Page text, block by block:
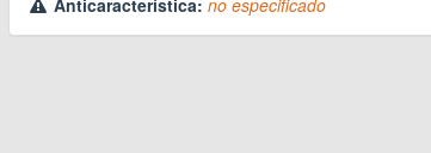
Anticaracterística: no especificado